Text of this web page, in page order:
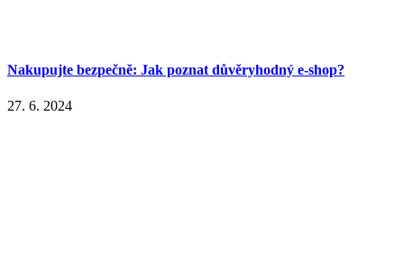
Nakupujte bezpečně: Jak poznat důvěryhodný e-shop?
27. 6. 2024